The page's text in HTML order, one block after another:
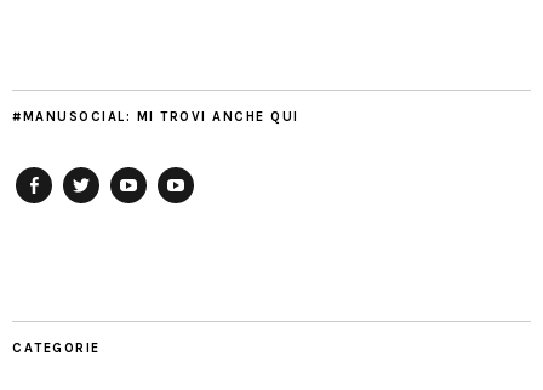
#MANUSOCIAL: MI TROVI ANCHE QUI
CATEGORIE